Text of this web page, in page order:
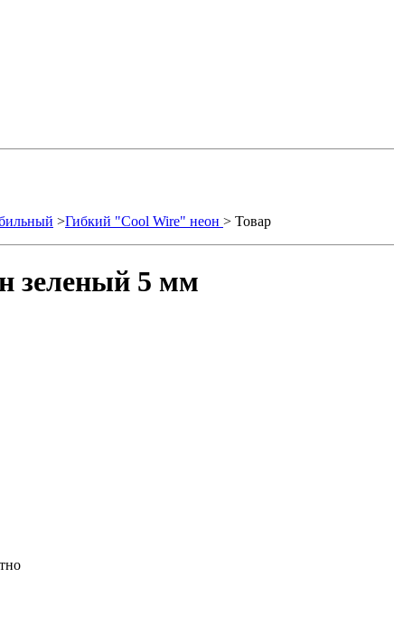
>Гибкий "Cool Wire" неон > Товар
зеленый 5 мм